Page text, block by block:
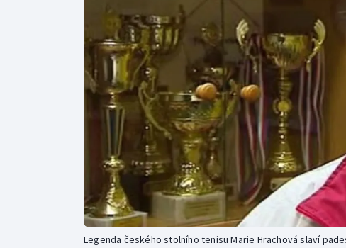
Dostihy
Florbal
Futsal
Gymnastika
Legenda českého stolního tenisu Marie Hrachová slaví